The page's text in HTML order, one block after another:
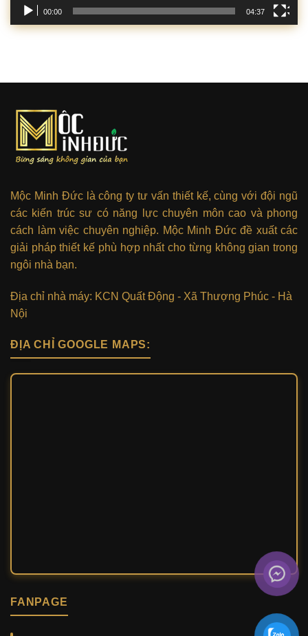
00:00 04:37
Mộc Minh Đức là công ty tư vấn thiết kế, cùng với đội ngũ
các kiến trúc sư có năng lực chuyên môn cao và phong
cách làm việc chuyên nghiệp. Mộc Minh Đức đề xuất các
giải pháp thiết kế phù hợp nhất cho từng không gian trong
ngôi nhà bạn.
Địa chỉ nhà máy: KCN Quất Động - Xã Thượng Phúc - Hà
Nội
ĐỊA CHỈ GOOGLE MAPS:
FANPAGE